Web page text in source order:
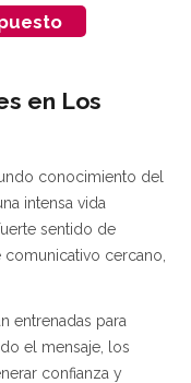
en Los
conocimiento del
intensa vida
sentido de
cercano,
entrenadas para
el mensaje, los
confianza y